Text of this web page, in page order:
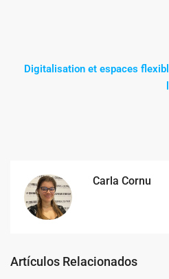
Digitalisation et espaces
Carla Cornu
Artículos Relacionados